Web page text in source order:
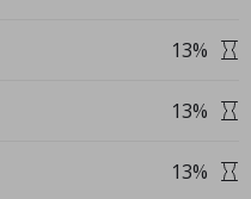
13%
13%
13%